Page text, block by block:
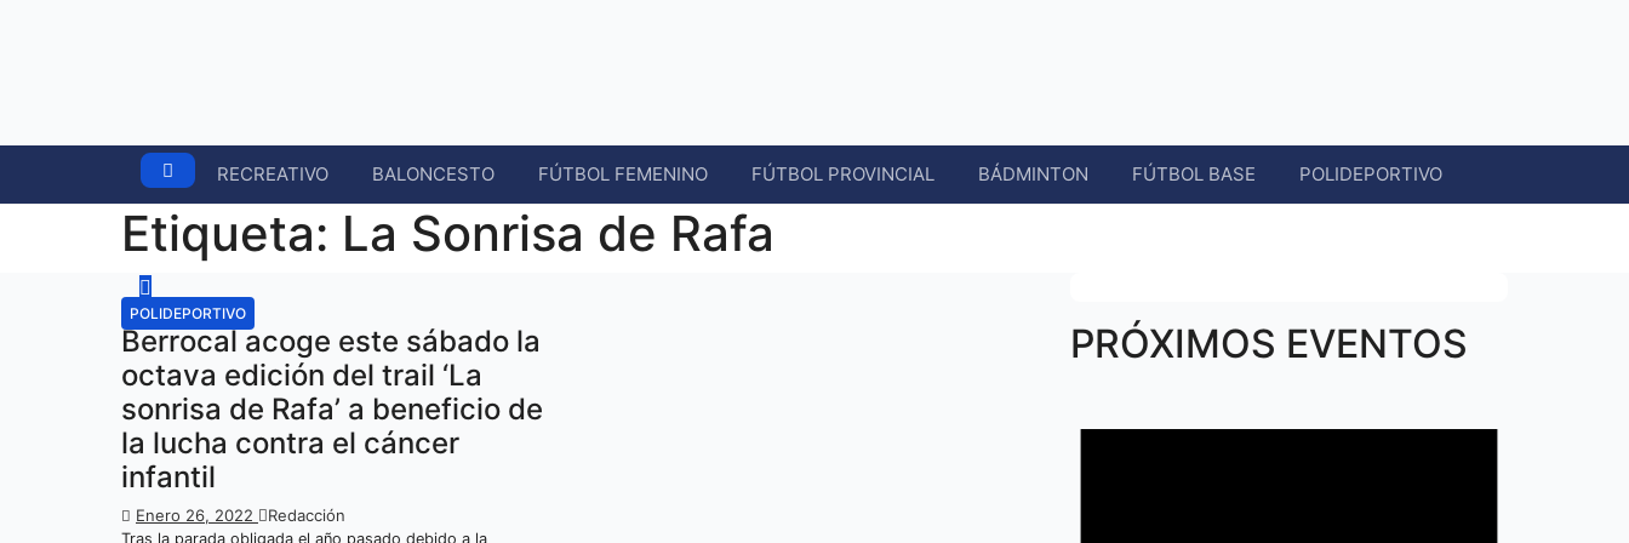
RECREATIVO BALONCESTO FÚTBOL FEMENINO FÚTBOL PROVINCIAL BÁDMINTON FÚTBOL BASE POLIDEPORTIVO
Etiqueta: La Sonrisa de Rafa
POLIDEPORTIVO
Berrocal acoge este sábado la
octava edición del trail ‘La
sonrisa de Rafa’ a beneficio de
la lucha contra el cáncer
infantil
Enero 26, 2022 Redacción
Tras la parada obligada el año pasado debido a la
PRÓXIMOS EVENTOS